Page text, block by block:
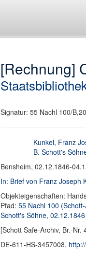
[Rechnung]
Signatur: 55 Nachl 100/
Kunkel, Franz
B. Schott's
Bensheim, 02.12.1846-
In: Brief von Franz Joseph
Objekteigenschaften:
Pfad: 55 Nachl 100
Schott's Söhne, 02.12.1846
[Schott Safe-Archiv, Br.-
DE-611-HS-3457008,